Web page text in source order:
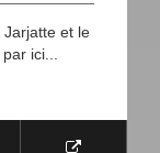
Jarjatte et le
ici...